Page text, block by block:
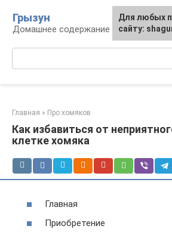
контенту
Грызун
Домашнее содержание грызунов
Главная » Про хомяков
Как избавиться от
клетке хомяка
Главная
Приобретение
Для любых
сайту: